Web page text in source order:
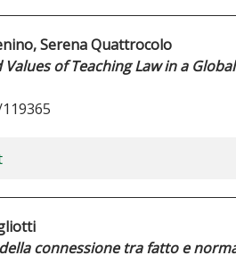
Serena Quattrocolo
of Teaching Law in a
connessione tra fatto e